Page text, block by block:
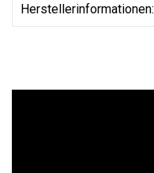
Herstellerinformationen: